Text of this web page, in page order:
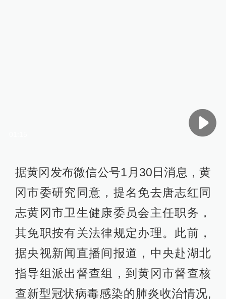
据黄冈发布微信公号1月30日消息，黄
冈市委研究同意，提名免去唐志红同
志黄冈市卫生健康委员会主任职务，
其免职按有关法律规定办理。此前，
据央视新闻直播间报道，中央赴湖北
指导组派出督查组，到黄冈市督查核
查新型冠状病毒感染的肺炎收治情况,